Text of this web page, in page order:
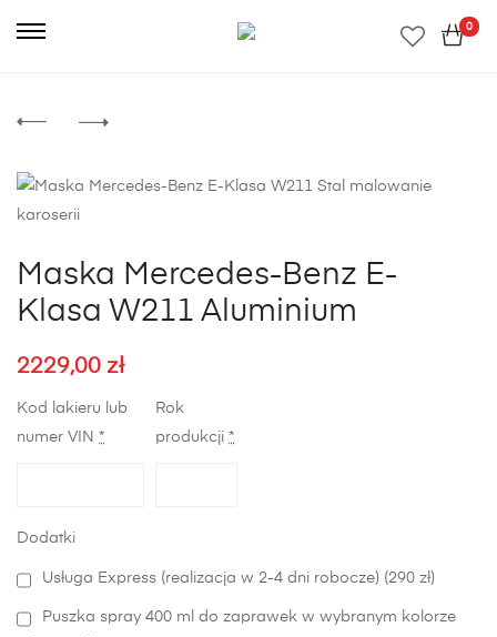
0
Maska Mercedes-Benz E-
Klasa W211 Aluminium
2229,00 zł
Kod lakieru lub
numer VIN *
Rok
produkcji *
Dodatki
Usługa Express (realizacja w 2-4 dni robocze) (290 zł)
Puszka spray 400 ml do zaprawek w wybranym kolorze